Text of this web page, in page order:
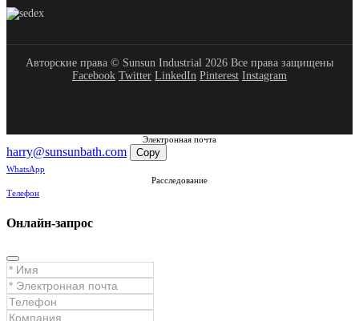
Авторские права © Sunsun Industrial 2026 Все права защищены
Facebook Twitter LinkedIn Pinterest Instagram
Электронная почта
harry@sunsunbath.com Copy
WhatsApp
Расследование
Телефон
Онлайн-запрос